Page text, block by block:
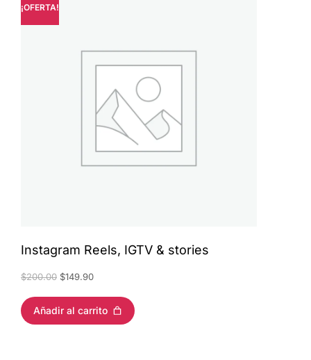
¡OFERTA!
Instagram Reels, IGTV & stories
$200.00 $149.90
Añadir al carrito